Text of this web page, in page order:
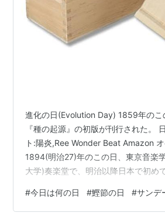
進化の日(Evolution Day) 1859年のこ
『種の起源』の初版が刊行された。
ト:陽炎,Ree Wonder Beat Amazon
1894(明治27)年のこの日、東京音楽
大学)奏楽堂で、明治以降日本で初め
ストリア大使館職員が出演し、ドイツ
『君が代』を編曲したフランツ・エ
#今日は何の日 #鰹節の日 #サンデ